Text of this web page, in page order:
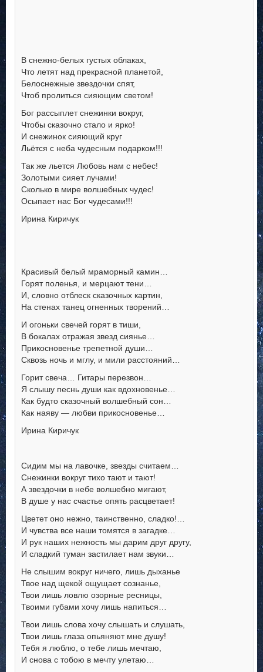
В снежно-белых густых облаках,
Что летят над прекрасной планетой,
Белоснежные звездочки спят,
Чтоб пролиться сияющим светом!
Бог рассыплет снежинки вокруг,
Чтобы сказочно стало и ярко!
И снежинок сияющий круг
Льётся с неба чудесным подарком!!!
Так же льется Любовь нам с небес!
Золотыми сияет лучами!
Сколько в мире волшебных чудес!
Осыпает нас Бог чудесами!!!
Ирина Киричук
Красивый белый мраморный камин…
Горят поленья, и мерцают тени…
И, словно отблеск сказочных картин,
На стенах танец огненных творений…
И огоньки свечей горят в тиши,
В бокалах отражая звезд сиянье…
Прикосновенье трепетной души…
Сквозь ночь и мглу, и мили расстояний…
Горит свеча… Гитары перезвон…
Я слышу песнь души как вдохновенье…
Как будто сказочный волшебный сон…
Как наяву — любви прикосновенье…
Ирина Киричук
Сидим мы на лавочке, звезды считаем…
Снежинки вокруг тихо тают и тают!
А звездочки в небе волшебно мигают,
В душе у нас счастье опять расцветает!
Цветет оно нежно, таинственно, сладко!…
И чувства все наши томятся в загадке…
И рук наших нежность мы дарим друг другу,
И сладкий туман застилает нам звуки…
Не слышим вокруг ничего, лишь дыханье
Твое над щекой ощущает сознанье,
Твои лишь ловлю озорные ресницы,
Твоими губами хочу лишь напиться…
Твои лишь слова хочу слышать и слушать,
Твои лишь глаза опьяняют мне душу!
Тебя я люблю, о тебе лишь мечтаю,
И снова с тобою в мечту улетаю…